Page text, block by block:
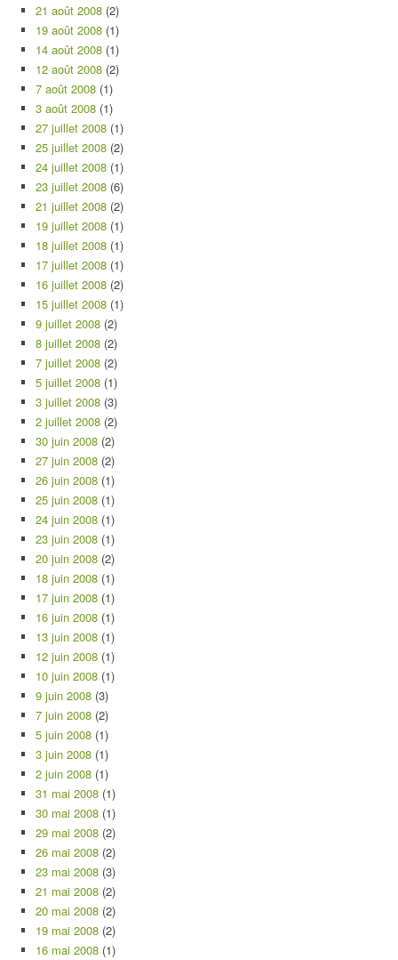
21 août 2008 (2)
19 août 2008 (1)
14 août 2008 (1)
12 août 2008 (2)
7 août 2008 (1)
3 août 2008 (1)
27 juillet 2008 (1)
25 juillet 2008 (2)
24 juillet 2008 (1)
23 juillet 2008 (6)
21 juillet 2008 (2)
19 juillet 2008 (1)
18 juillet 2008 (1)
17 juillet 2008 (1)
16 juillet 2008 (2)
15 juillet 2008 (1)
9 juillet 2008 (2)
8 juillet 2008 (2)
7 juillet 2008 (2)
5 juillet 2008 (1)
3 juillet 2008 (3)
2 juillet 2008 (2)
30 juin 2008 (2)
27 juin 2008 (2)
26 juin 2008 (1)
25 juin 2008 (1)
24 juin 2008 (1)
23 juin 2008 (1)
20 juin 2008 (2)
18 juin 2008 (1)
17 juin 2008 (1)
16 juin 2008 (1)
13 juin 2008 (1)
12 juin 2008 (1)
10 juin 2008 (1)
9 juin 2008 (3)
7 juin 2008 (2)
5 juin 2008 (1)
3 juin 2008 (1)
2 juin 2008 (1)
31 mai 2008 (1)
30 mai 2008 (1)
29 mai 2008 (2)
26 mai 2008 (2)
23 mai 2008 (3)
21 mai 2008 (2)
20 mai 2008 (2)
19 mai 2008 (2)
16 mai 2008 (1)